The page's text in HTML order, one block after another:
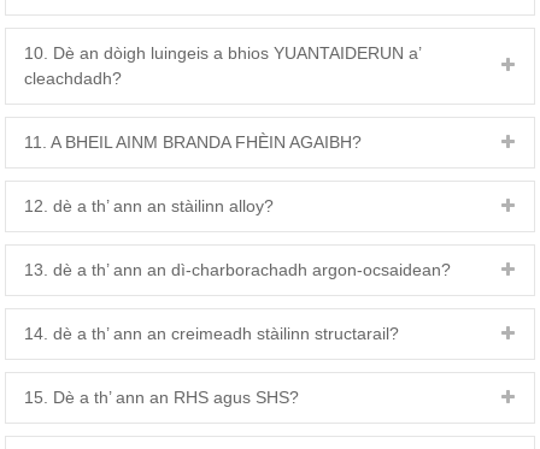
10. Dè an dòigh luingeis a bhios YUANTAIDERUN a’
cleachdadh?
11. A BHEIL AINM BRANDA FHÈIN AGAIBH?
12. dè a th’ ann an stàilinn alloy?
13. dè a th’ ann an dì-charborachadh argon-ocsaidean?
14. dè a th’ ann an creimeadh stàilinn structarail?
15. Dè a th’ ann an RHS agus SHS?